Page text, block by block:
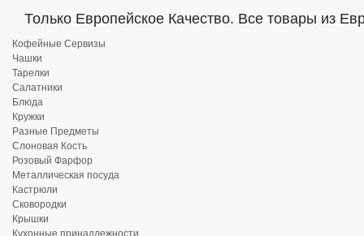
Только Европейское Качество. Все товары из
Кофейные Сервизы
Чашки
Тарелки
Салатники
Блюда
Кружки
Разные Предметы
Слоновая Кость
Розовый Фарфор
Металлическая посуда
Кастрюли
Сковородки
Крышки
Кухонные принадлежности